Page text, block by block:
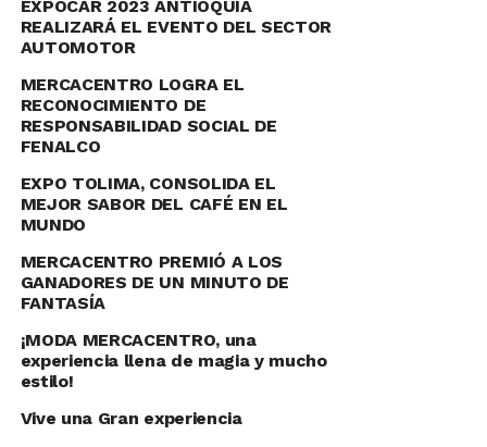
Canicaradio
See author's posts
Comparte esto:
Twitter Facebook
Facebook
Mastodon
EmailCompartir
RELATED TOPICS:
ELECTRODOMESTICOS
MERCACENTRO IBAGUE
EXPOCAR 2023 ANTIOQUIA
REALIZARÁ EL EVENTO DEL SECTOR
AUTOMOTOR
MERCACENTRO LOGRA EL
RECONOCIMIENTO DE
RESPONSABILIDAD SOCIAL DE
FENALCO
EXPO TOLIMA, CONSOLIDA EL
MEJOR SABOR DEL CAFÉ EN EL
MUNDO
MERCACENTRO PREMIÓ A LOS
GANADORES DE UN MINUTO DE
FANTASÍA
¡MODA MERCACENTRO, una
experiencia llena de magia y mucho
estilo!
Vive una Gran experiencia